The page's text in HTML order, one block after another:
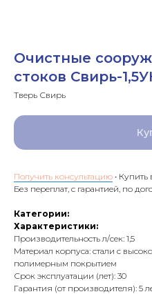
Очистные
стоков Свирь-
Тверь Свирь
Получить консультацию • Купить
Без переплат, с гарантией, по
Категории:
Характеристики:
Производительность л/сек: 1,5
Материал корпуса: стали с
полимерным покрытием
Срок эксплуатации (лет): 30
Гарантия (от производителя): 5